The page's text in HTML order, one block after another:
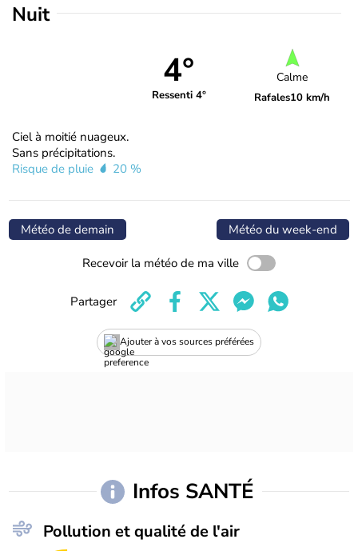
Nuit
4°
Ressenti 4°
Calme
Rafales10 km/h
Ciel à moitié nuageux.
Sans précipitations.
Risque de pluie
20 %
Météo de demain Météo du week-end
Recevoir la météo de ma ville
Ajouter à vos sources préférées
Partager
Infos SANTÉ
Pollution et qualité de l'air